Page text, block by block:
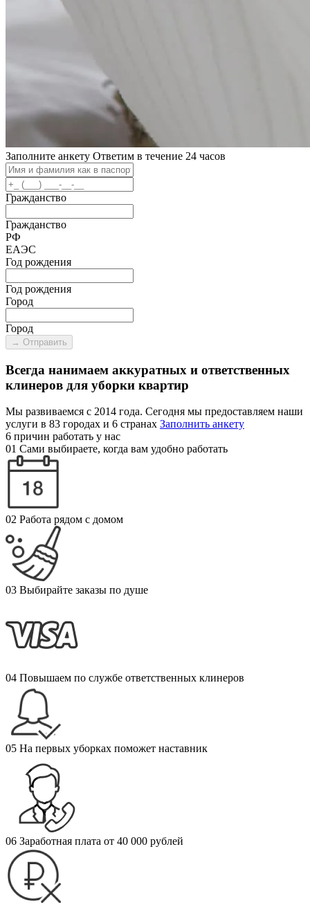
Заполните анкету Ответим в течение 24 часов
Гражданство
Гражданство
РФ
ЕАЭС
Год рождения
Год рождения
Город
Город
→ Отправить
Всегда нанимаем аккуратных и ответственных
клинеров для уборки квартир
Мы развиваемся с 2014 года. Сегодня мы предоставляем наши
услуги в 83 городах и 6 странах Заполнить анкету
6 причин работать у нас
01 Сами выбираете, когда вам удобно работать
02 Работа рядом с домом
03 Выбирайте заказы по душе
04 Повышаем по службе ответственных клинеров
05 На первых уборках поможет наставник
06 Заработная плата от 40 000 рублей